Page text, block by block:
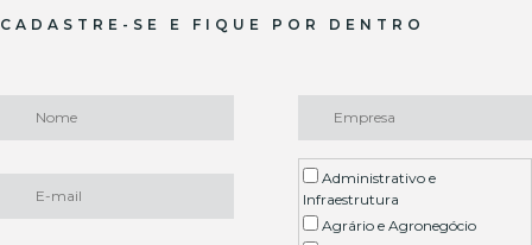
CADASTRE-SE E FIQUE POR DENTRO
Administrativo e
Infraestrutura
Agrário e Agronegócio